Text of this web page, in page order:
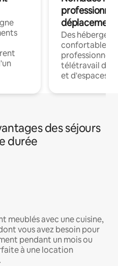
déplacement
Des
confortables
professionnels
télétravail
et d'espaces
des séjours
durée
meublés avec une cuisine,
vous avez besoin pour
pendant un mois ou
à une location